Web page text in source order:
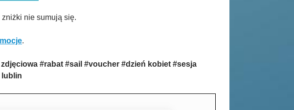
nie sumują się.
.
#rabat #sail #voucher #dzień kobiet #sesja
lublin